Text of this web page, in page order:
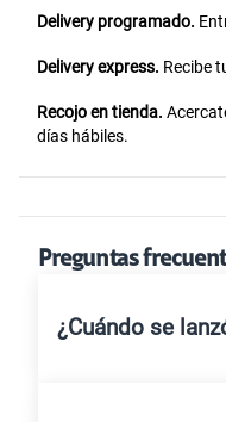
Delivery programado.
Delivery express. Recibe
Recojo en tienda.
días hábiles.
Preguntas
¿Cuándo se